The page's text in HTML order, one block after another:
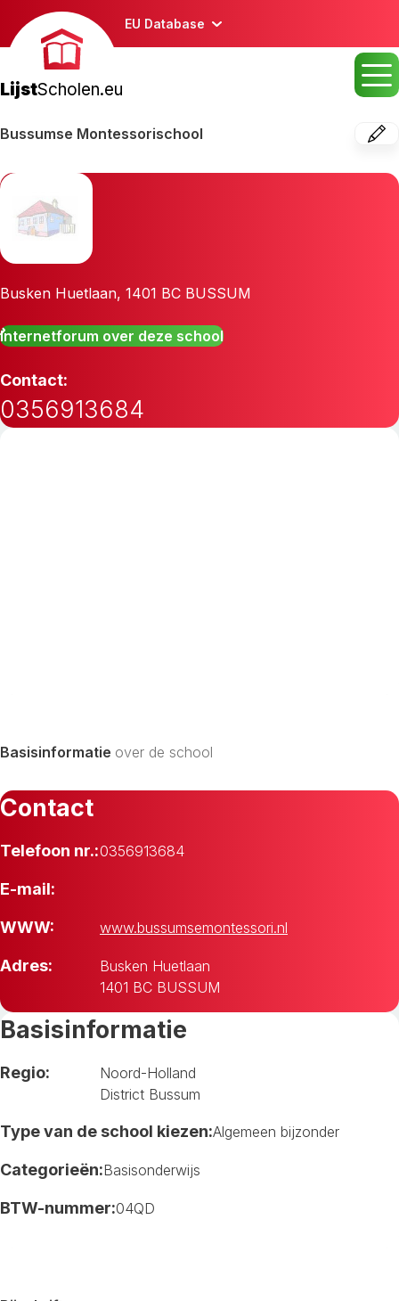
EU Database
LijstScholen.eu
Bussumse Montessorischool
Busken Huetlaan, 1401 BC BUSSUM
Internetforum over deze school
Contact:
0356913684
Basisinformatie over de school
Contact
Telefoon nr.:0356913684
E-mail:
WWW: www.bussumsemontessori.nl
Adres:
Busken Huetlaan
1401 BC BUSSUM
Basisinformatie
Regio:
Noord-Holland
District Bussum
Type van de school kiezen:Algemeen bijzonder
Categorieën:Basisonderwijs
BTW-nummer:04QD